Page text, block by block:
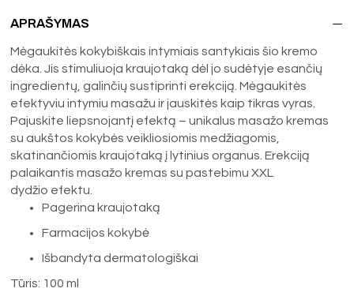
APRAŠYMAS
Mėgaukitės kokybiškais intymiais santykiais šio kremo
dėka. Jis stimuliuoja kraujotaką dėl jo sudėtyje esančių
ingredientų, galinčių sustiprinti erekciją. Mėgaukitės
efektyviu intymiu masažu ir jauskitės kaip tikras vyras.
Pajuskite liepsnojantį efektą – unikalus masažo kremas
su aukštos kokybės veikliosiomis medžiagomis,
skatinančiomis kraujotaką į lytinius organus. Erekciją
palaikantis masažo kremas su pastebimu XXL
dydžio efektu.
Pagerina kraujotaką
Farmacijos kokybė
Išbandyta dermatologiškai
Tūris: 100 ml